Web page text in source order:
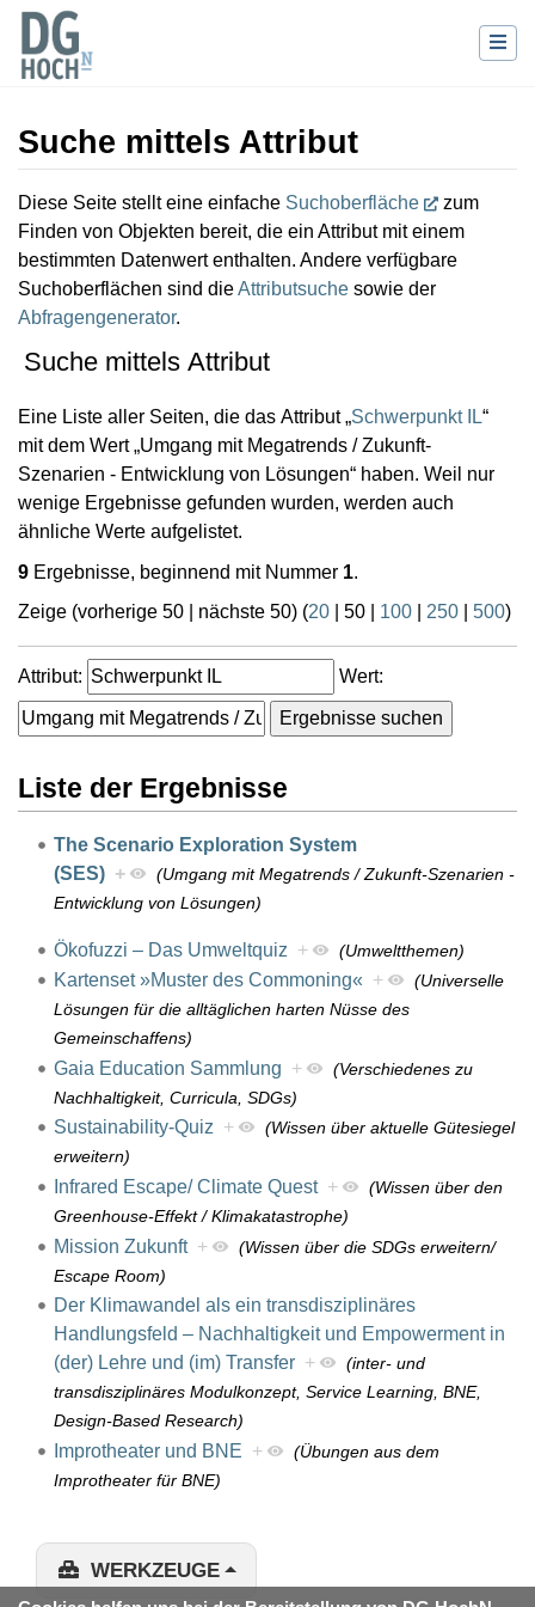
Suche mittels Attribut
Wechseln zu:Navigation,Suche
Diese Seite stellt eine einfache Suchoberfläche
zum
Finden von Objekten bereit, die ein Attribut mit einem
bestimmten Datenwert enthalten. Andere verfügbare
Suchoberflächen sind dieAttributsuche sowie der
Abfragengenerator.
Suche mittels Attribut
Eine Liste aller Seiten, die das Attribut „Schwerpunkt IL“
mit dem Wert „Umgang mit Megatrends / Zukunft-
Szenarien - Entwicklung von Lösungen“ haben. Weil nur
wenige Ergebnisse gefunden wurden, werden auch
ähnliche Werte aufgelistet.
9 Ergebnisse, beginnend mit Nummer 1.
Zeige (vorherige 50 nächste 50) (20 50 100 250 500)
Attribut: Wert:
Liste der Ergebnisse
The Scenario Exploration System
(SES) +
(Umgang mit Megatrends / Zukunft-Szenarien -
Entwicklung von Lösungen)
Ökofuzzi – Das Umweltquiz + (Umweltthemen)
Kartenset »Muster des Commoning« +
(Universelle
Lösungen für die alltäglichen harten Nüsse des
Gemeinschaffens)
Gaia Education Sammlung +
(Verschiedenes zu
Nachhaltigkeit, Curricula, SDGs)
Sustainability-Quiz +
(Wissen über aktuelle Gütesiegel
erweitern)
Infrared Escape/ Climate Quest +
(Wissen über den
Greenhouse-Effekt / Klimakatastrophe)
Mission Zukunft +
(Wissen über die SDGs erweitern/
Escape Room)
Der Klimawandel als ein transdisziplinäres
Handlungsfeld – Nachhaltigkeit und Empowerment in
(der) Lehre und (im) Transfer +
(inter- und
transdisziplinäres Modulkonzept, Service Learning, BNE,
Design-Based Research)
Improtheater und BNE +
(Übungen aus dem
Improtheater für BNE)
WERKZEUGE